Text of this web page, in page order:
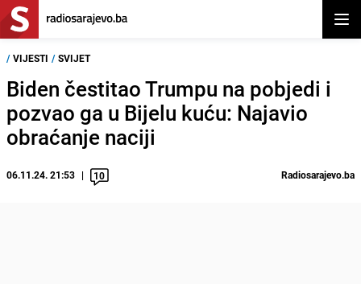
/ VIJESTI / SVIJET
Biden čestitao Trumpu na pobjedi i
pozvao ga u Bijelu kuću: Najavio
obraćanje naciji
06.11.24. 21:53 10 Radiosarajevo.ba